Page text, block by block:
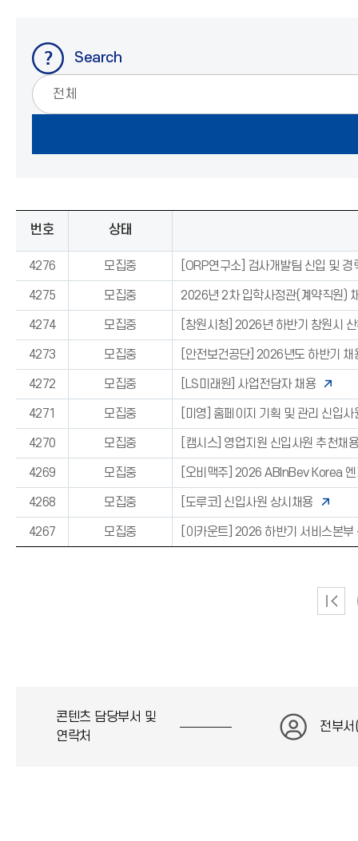
Search
번호 상태
4276 모집중 [ORP연구소] 검사개발팀 신입 및 경
4275 모집중 2026년 2차 입학사정관(계약직원)
4274 모집중 [창원시청] 2026년 하반기 창원시
4273 모집중 [안전보건공단] 2026년도 하반기 채
4272 모집중 [LS미래원] 사업전담자 채용
4271 모집중 [미영] 홈페이지 기획 및 관리 신입사
4270 모집중 [캠시스] 영업지원 신입사원 추천채용
4269 모집중 [오비맥주] 2026 ABInBev Korea
4268 모집중 [도루코] 신입사원 상시채용
4267 모집중 [이카운트] 2026 하반기 서비스본
콘텐츠 담당부서 및
연락처
전부